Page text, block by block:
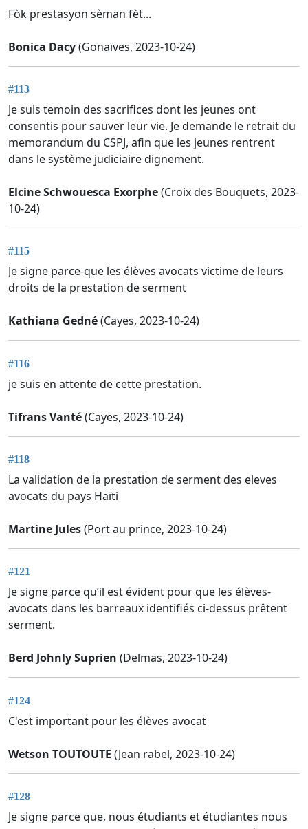
Fòk prestasyon sèman fèt...
Bonica Dacy(Gonaïves, 2023-10-24)
#113
Je suis temoin des sacrifices dont les jeunes ont
consentis pour sauver leur vie. Je demande le retrait du
memorandum du CSPJ, afin que les jeunes rentrent
dans le système judiciaire dignement.
Elcine Schwouesca Exorphe(Croix des Bouquets, 2023-
10-24)
#115
Je signe parce-que les élèves avocats victime de leurs
droits de la prestation de serment
Kathiana Gedné(Cayes, 2023-10-24)
#116
je suis en attente de cette prestation.
Tifrans Vanté(Cayes, 2023-10-24)
#118
La validation de la prestation de serment des eleves
avocats du pays Haïti
Martine Jules(Port au prince, 2023-10-24)
#121
Je signe parce qu’il est évident pour que les élèves-
avocats dans les barreaux identifiés ci-dessus prêtent
serment.
Berd Johnly Suprien (Delmas, 2023-10-24)
#124
C'est important pour les élèves avocat
Wetson TOUTOUTE (Jean rabel, 2023-10-24)
#128
Je signe parce que, nous étudiants et étudiantes nous